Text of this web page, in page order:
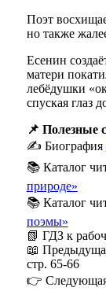
Поэт
но также
Есенин
матери
лебёдушки
спуская глаз
📌 Полезные
✍️ Биография
📚 Каталог
природе»
📚 Каталог
поэмы»
📗 ГДЗ к
📖
стр. 65-66
👉